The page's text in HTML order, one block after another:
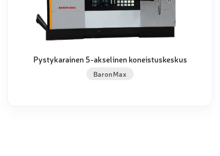
Pystykarainen 5-akselinen koneistuskeskus
BaronMax